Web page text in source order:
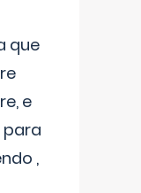
que
e
para
,